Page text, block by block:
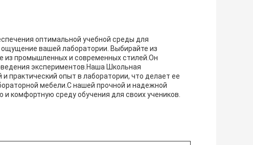
оптимальной учебной среды для
вашей лаборатории. Выбирайте из
из промышленных и современных стилей.Он
экспериментов.Наша Школьная
практический опыт в лаборатории, что делает ее
мебели.С нашей прочной и надежной
комфортную среду обучения для своих учеников.